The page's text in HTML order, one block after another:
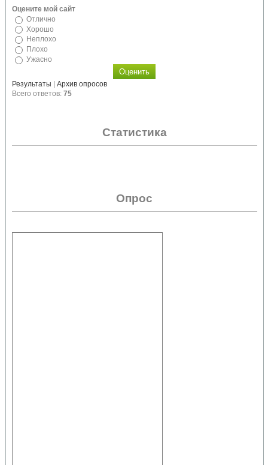
Оцените мой сайт
Отлично
Хорошо
Неплохо
Плохо
Ужасно
Результаты | Архив опросов
Всего ответов: 75
Статистика
Опрос